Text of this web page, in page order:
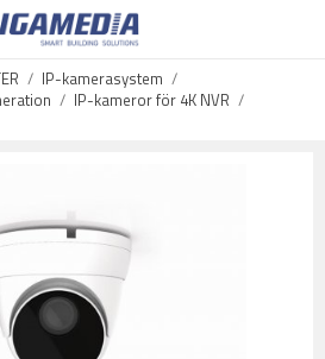
/ IP-kamerasystem /
/ IP-kameror för 4K NVR /